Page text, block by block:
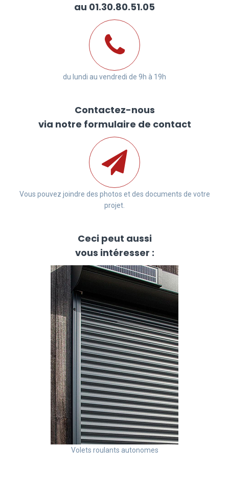
au 01.30.80.51.05
du lundi au vendredi de 9h à 19h
Contactez-nous
via notre formulaire de contact
Vous pouvez joindre des photos et des documents de votre
projet.
Ceci peut aussi
vous intéresser :
Volets roulants autonomes